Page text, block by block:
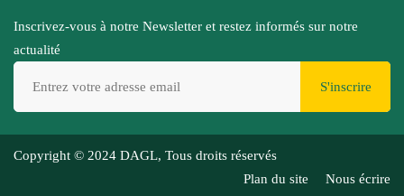
Inscrivez-vous à notre Newsletter et restez informés sur notre
actualité
S'inscrire
Copyright © 2024 DAGL, Tous droits réservés
Plan du site
Nous écrire